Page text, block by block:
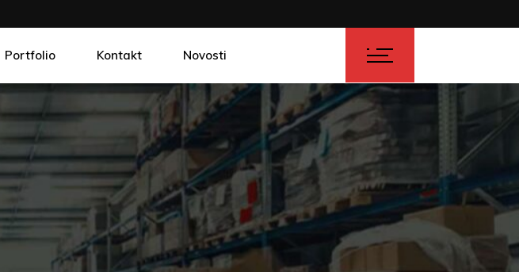
Portfolio Kontakt Novosti